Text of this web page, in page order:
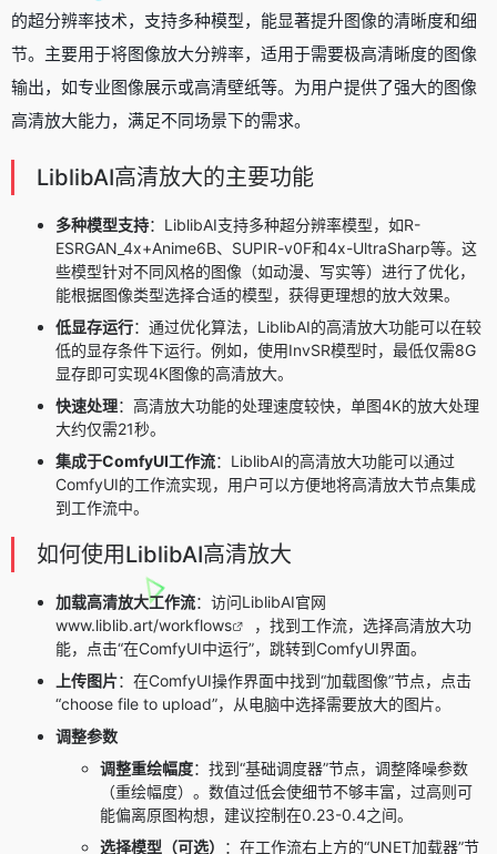
的超分辨率技术，支持多种模型，能显著提升图像的清晰度和细
节。主要用于将图像放大分辨率，适用于需要极高清晰度的图像
输出，如专业图像展示或高清壁纸等。为用户提供了强大的图像
高清放大能力，满足不同场景下的需求。
LiblibAI高清放大的主要功能
多种模型支持：LiblibAI支持多种超分辨率模型，如R-
ESRGAN_4x+Anime6B、SUPIR-v0F和4x-UltraSharp等。这
些模型针对不同风格的图像（如动漫、写实等）进行了优化，
能根据图像类型选择合适的模型，获得更理想的放大效果。
低显存运行：通过优化算法，LiblibAI的高清放大功能可以在较
低的显存条件下运行。例如，使用InvSR模型时，最低仅需8G
显存即可实现4K图像的高清放大。
快速处理：高清放大功能的处理速度较快，单图4K的放大处理
大约仅需21秒。
集成于ComfyUI工作流：LiblibAI的高清放大功能可以通过
ComfyUI的工作流实现，用户可以方便地将高清放大节点集成
到工作流中。
如何使用LiblibAI高清放大
加载高清放大工作流：访问LiblibAI官网
www.liblib.art/workflows
，找到工作流，选择高清放大功
能，点击“在ComfyUI中运行”，跳转到ComfyUI界面。
上传图片：在ComfyUI操作界面中找到“加载图像”节点，点击
“choose file to upload”，从电脑中选择需要放大的图片。
调整参数
调整重绘幅度：找到“基础调度器”节点，调整降噪参数
（重绘幅度）。数值过低会使细节不够丰富，过高则可
能偏离原图构想，建议控制在0.23-0.4之间。
选择模型（可选）
：在工作流右上方的“UNET加载器”节